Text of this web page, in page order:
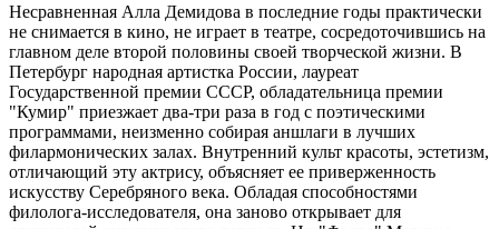
Несравненная Алла Демидова в последние годы практически
не снимается в кино, не играет в театре, сосредоточившись на
главном деле второй половины своей творческой жизни. В
Петербург народная артистка России, лауреат
Государственной премии СССР, обладательница премии
"Кумир" приезжает два-три раза в год с поэтическими
программами, неизменно собирая аншлаги в лучших
филармонических залах. Внутренний культ красоты, эстетизм,
отличающий эту актрису, объясняет ее приверженность
искусству Серебряного века. Обладая способностями
филолога-исследователя, она заново открывает для